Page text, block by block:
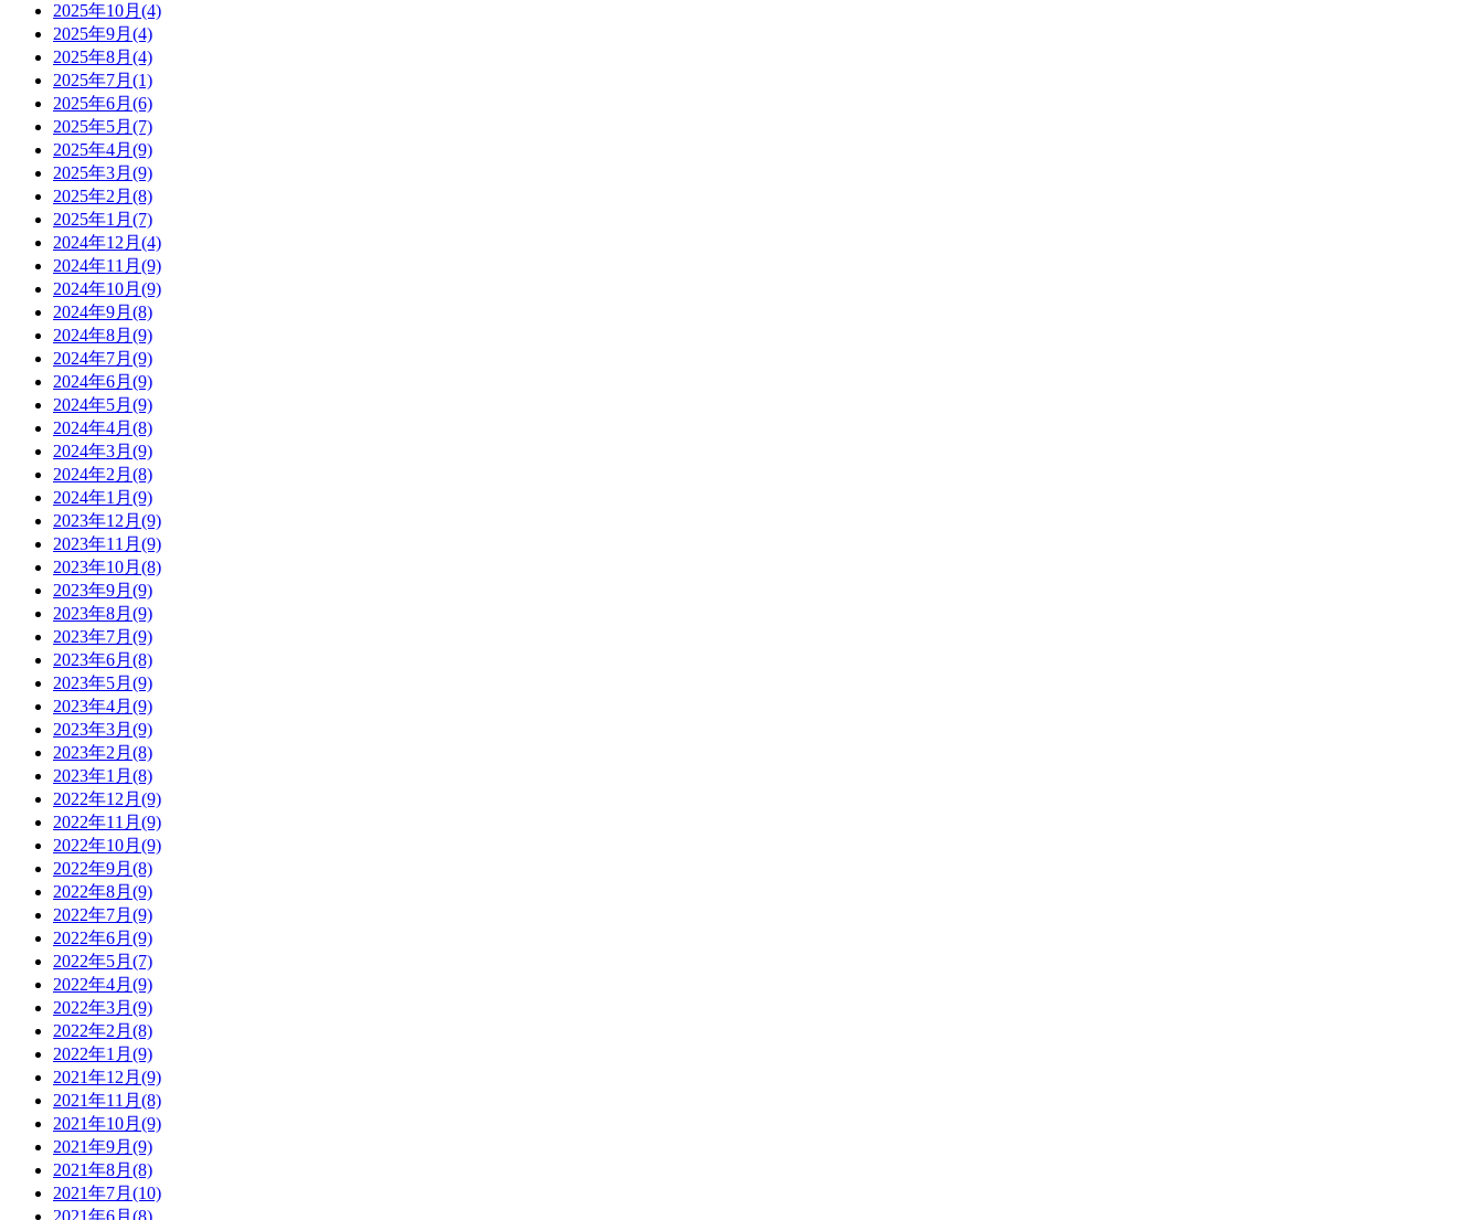
2025年10月(4)
2025年9月(4)
2025年8月(4)
2025年7月(1)
2025年6月(6)
2025年5月(7)
2025年4月(9)
2025年3月(9)
2025年2月(8)
2025年1月(7)
2024年12月(4)
2024年11月(9)
2024年10月(9)
2024年9月(8)
2024年8月(9)
2024年7月(9)
2024年6月(9)
2024年5月(9)
2024年4月(8)
2024年3月(9)
2024年2月(8)
2024年1月(9)
2023年12月(9)
2023年11月(9)
2023年10月(8)
2023年9月(9)
2023年8月(9)
2023年7月(9)
2023年6月(8)
2023年5月(9)
2023年4月(9)
2023年3月(9)
2023年2月(8)
2023年1月(8)
2022年12月(9)
2022年11月(9)
2022年10月(9)
2022年9月(8)
2022年8月(9)
2022年7月(9)
2022年6月(9)
2022年5月(7)
2022年4月(9)
2022年3月(9)
2022年2月(8)
2022年1月(9)
2021年12月(9)
2021年11月(8)
2021年10月(9)
2021年9月(9)
2021年8月(8)
2021年7月(10)